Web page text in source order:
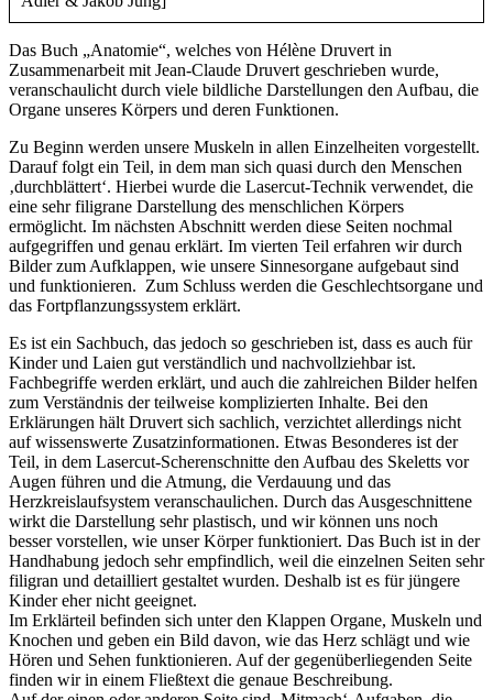
Das Buch „Anatomie“, welches von Hélène Druvert in
Zusammenarbeit mit Jean-Claude Druvert geschrieben wurde,
veranschaulicht durch viele bildliche Darstellungen den Aufbau, die
Organe unseres Körpers und deren Funktionen.
Zu Beginn werden unsere Muskeln in allen Einzelheiten vorgestellt.
Darauf folgt ein Teil, in dem man sich quasi durch den Menschen
‚durchblättert‘. Hierbei wurde die Lasercut-Technik verwendet, die
eine sehr filigrane Darstellung des menschlichen Körpers
ermöglicht. Im nächsten Abschnitt werden diese Seiten nochmal
aufgegriffen und genau erklärt. Im vierten Teil erfahren wir durch
Bilder zum Aufklappen, wie unsere Sinnesorgane aufgebaut sind
und funktionieren. Zum Schluss werden die Geschlechtsorgane und
das Fortpflanzungssystem erklärt.
Es ist ein Sachbuch, das jedoch so geschrieben ist, dass es auch für
Kinder und Laien gut verständlich und nachvollziehbar ist.
Fachbegriffe werden erklärt, und auch die zahlreichen Bilder helfen
zum Verständnis der teilweise komplizierten Inhalte. Bei den
Erklärungen hält Druvert sich sachlich, verzichtet allerdings nicht
auf wissenswerte Zusatzinformationen. Etwas Besonderes ist der
Teil, in dem Lasercut-Scherenschnitte den Aufbau des Skeletts vor
Augen führen und die Atmung, die Verdauung und das
Herzkreislaufsystem veranschaulichen. Durch das Ausgeschnittene
wirkt die Darstellung sehr plastisch, und wir können uns noch
besser vorstellen, wie unser Körper funktioniert. Das Buch ist in der
Handhabung jedoch sehr empfindlich, weil die einzelnen Seiten sehr
filigran und detailliert gestaltet wurden. Deshalb ist es für jüngere
Kinder eher nicht geeignet.
Im Erklärteil befinden sich unter den Klappen Organe, Muskeln und
Knochen und geben ein Bild davon, wie das Herz schlägt und wie
Hören und Sehen funktionieren. Auf der gegenüberliegenden Seite
finden wir in einem Fließtext die genaue Beschreibung.